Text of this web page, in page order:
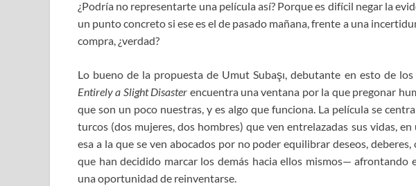
o
o
k
e
r
d
o
n
i
n
m
e
r
e
¿Podría no representarte una película así? Porque es difícil negar la
un punto concreto si ese es el de pasado mañana, frente a una
compra, ¿verdad?
Lo bueno de la propuesta de Umut Subaşı, debutante en esto de
Entirely a Slight Disaster encuentra una ventana por la que pregonar
que son un poco nuestras, y es algo que funciona. La película se
turcos (dos mujeres, dos hombres) que ven entrelazadas sus vidas,
esa a la que se ven abocados por no poder equilibrar deseos,
que han decidido marcar los demás hacia ellos mismos— afrontando
una oportunidad de reinventarse.